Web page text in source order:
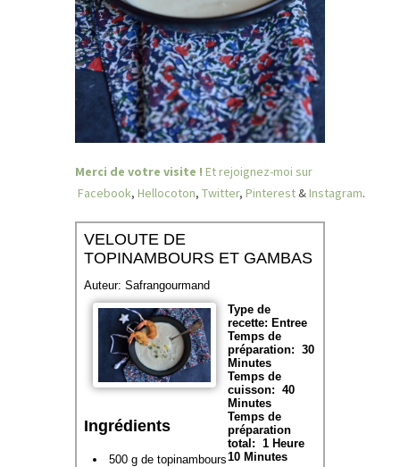
Merci de votre visite ! Et rejoignez-moi sur
Facebook, Hellocoton, Twitter, Pinterest&Instagram.
VELOUTE DE
TOPINAMBOURS ET GAMBAS
Auteur: Safrangourmand
Type de
recette:Entree
Temps de
préparation:30
Minutes
Temps de
cuisson:40
Minutes
Temps de
préparation
total:1 Heure
10 Minutes
Ingrédients
500 g de topinambours